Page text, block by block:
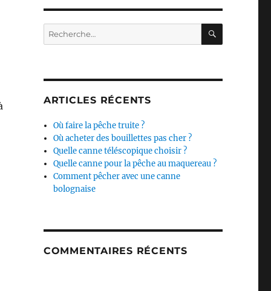
Recherche
pour :
ARTICLES RÉCENTS
Où faire la pêche truite ?
Où acheter des bouillettes pas cher ?
Quelle canne téléscopique choisir ?
Quelle canne pour la pêche au maquereau ?
Comment pêcher avec une canne
bolognaise
COMMENTAIRES RÉCENTS